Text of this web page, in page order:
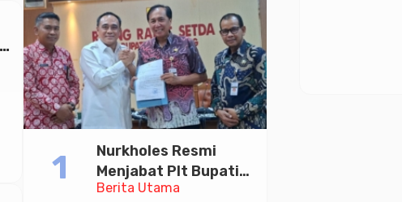
Berita Utama
Nurkholes Resmi
Menjabat Plt Bupati
Pemalang